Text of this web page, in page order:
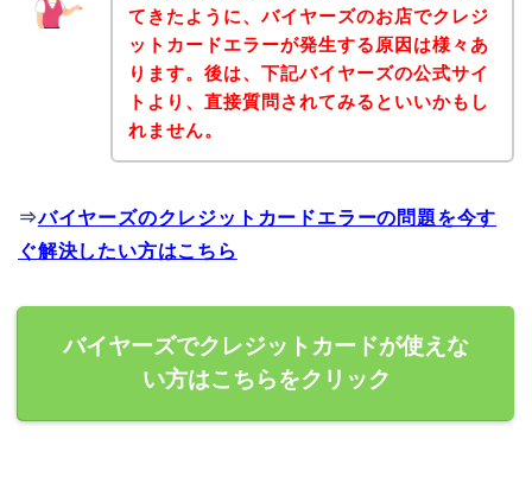
てきたように、バイヤーズのお店でクレジ
ットカードエラーが発生する原因は様々あ
ります。後は、下記バイヤーズの公式サイ
トより、直接質問されてみるといいかもし
れません。
⇒バイヤーズのクレジットカードエラーの問題を今す
ぐ解決したい方はこちら
バイヤーズでクレジットカードが使えな
い方はこちらをクリック